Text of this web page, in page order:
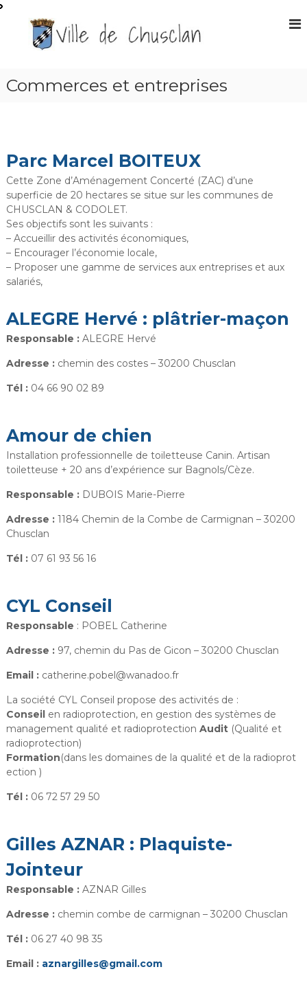
A
e
l
a
i
u
s
a
Commerces et entreprises
Parc Marcel BOITEUX
Cette Zone d’Aménagement Concerté (ZAC) d’une
superficie de 20 hectares se situe sur les communes de
CHUSCLAN & CODOLET.
Ses objectifs sont les suivants :
– Accueillir des activités économiques,
– Encourager l’économie locale,
– Proposer une gamme de services aux entreprises et aux
salariés,
ALEGRE Hervé : plâtrier-maçon
Responsable :ALEGRE Hervé
Adresse :chemin des costes – 30200 Chusclan
Tél :04 66 90 02 89
Amour de chien
Installation professionnelle de toiletteuse Canin. Artisan
toiletteuse + 20 ans d’expérience sur Bagnols/Cèze.
Responsable :DUBOIS Marie-Pierre
Adresse :1184 Chemin de la Combe de Carmignan – 30200
Chusclan
Tél :07 61 93 56 16
CYL Conseil
Responsable : POBEL Catherine
Adresse : 97, chemin du Pas de Gicon – 30200 Chusclan
Email : catherine.pobel@wanadoo.fr
La société CYL Conseil propose des activités de :
Conseil en radioprotection, en gestion des systèmes de
management qualité et radioprotection Audit(Qualité et
radioprotection)
Formation(dans les domaines de la qualité et de la radioprot
ection )
Tél :06 72 57 29 50
Gilles AZNAR : Plaquiste-
Jointeur
Responsable :AZNAR Gilles
Adresse :chemin combe de carmignan – 30200 Chusclan
Tél :06 27 40 98 35
Email : aznargilles@gmail.com